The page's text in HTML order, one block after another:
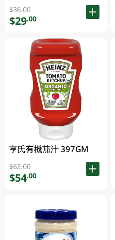
$36.00
$29.00
亨氏有機茄汁 397GM
$62.00
$54.00